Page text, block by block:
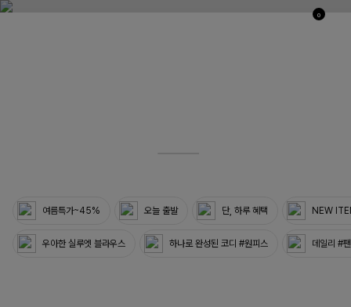
0
여름특가~45% 오늘 출발 단, 하루 혜택 NEW
우아한 실루엣 블라우스 하나로 완성된 코디 #원피스 데일리 #